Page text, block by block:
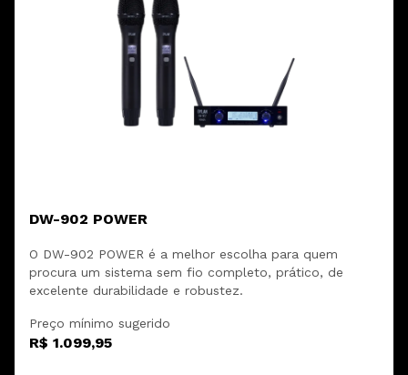
DW-902 POWER
O DW-902 POWER é a melhor escolha para quem
procura um sistema sem fio completo, prático, de
excelente durabilidade e robustez.
Preço mínimo sugerido
R$ 1.099,95